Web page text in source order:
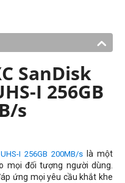
SanDisk
I 256GB
s
I 256GB 200MB/s là một
mọi đối tượng người dùng.
ứng mọi yêu cầu khắt khe